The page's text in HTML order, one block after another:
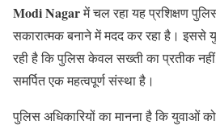
Modi Nagarमें चल रहा यह प्रशिक्षण
सकारात्मक बनाने में मदद कर रहा है। इससे
रही है कि पुलिस केवल सख्ती का प्रतीक
समर्पित एक महत्वपूर्ण संस्था है।
पुलिस अधिकारियों का मानना है कि युवाओं